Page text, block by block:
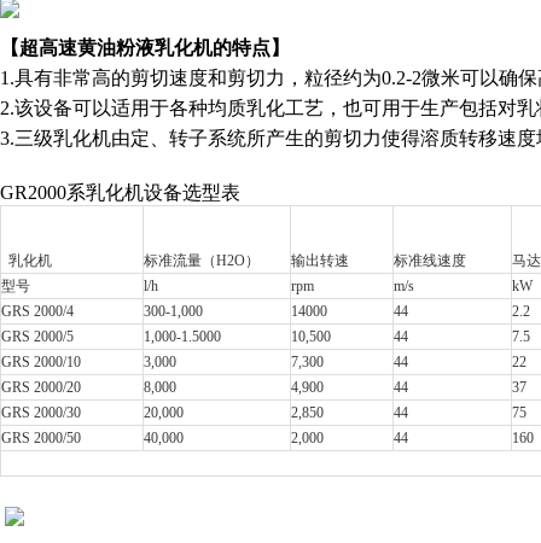
【超高速黄油粉液乳化机的特点】
1.具有非常高的剪切速度和剪切力，粒径约为0.2-2微米可以确
2.该设备可以适用于各种均质乳化工艺，也可用于生产包括对
3.三级乳化机由定、转子系统所产生的剪切力使得溶质转移速
GR2000系乳化机设备选型表
乳化机 标准流量（H2O） 输出转速 标准线速度
马
型号
l/h rpm m/s
kW
GRS 2000/4
300-1,000 14000 44
2.2
GRS 2000/5
1,000-1.5000 10,500 44
7.5
GRS 2000/10
3,000 7,300 44
22
GRS 2000/20
8,000 4,900 44
37
GRS 2000/30
20,000 2,850 44
75
GRS 2000/50
40,000 2,000 44 160